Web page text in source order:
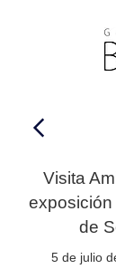
Visita
de
5 de julio